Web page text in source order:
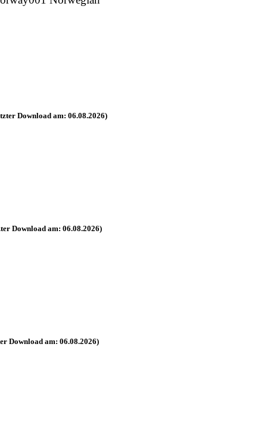
Download am: 06.08.2026)
Download am: 06.08.2026)
Download am: 06.08.2026)